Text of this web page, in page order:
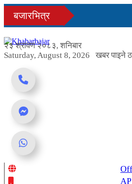
Skip
content
बजारभित्र
२३ श्रावण २०८३, शनिबार
Saturday, August 8, 2026
खबर पाइने
Online News Portal